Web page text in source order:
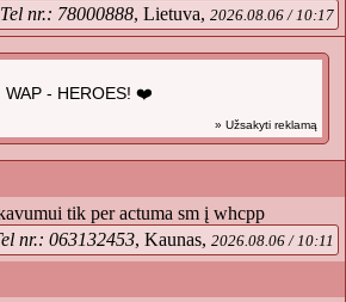
Tel nr.: 78000888, Lietuva, 2026.08.06 / 10:17
WAP - HEROES! ❤️
» Užsakyti reklamą
tik per actuma sm į whcpp
nr.: 063132453, Kaunas, 2026.08.06 / 10:11